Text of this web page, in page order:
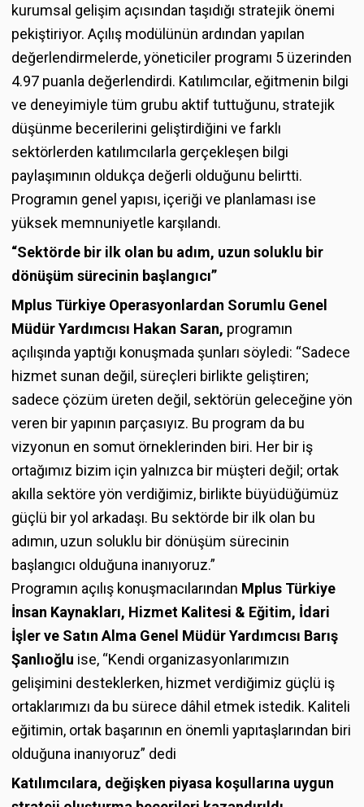
kurumsal gelişim açısından taşıdığı stratejik önemi
pekiştiriyor. Açılış modülünün ardından yapılan
değerlendirmelerde, yöneticiler programı 5 üzerinden
4.97 puanla değerlendirdi. Katılımcılar, eğitmenin bilgi
ve deneyimiyle tüm grubu aktif tuttuğunu, stratejik
düşünme becerilerini geliştirdiğini ve farklı
sektörlerden katılımcılarla gerçekleşen bilgi
paylaşımının oldukça değerli olduğunu belirtti.
Programın genel yapısı, içeriği ve planlaması ise
yüksek memnuniyetle karşılandı.
“Sektörde bir ilk olan bu adım, uzun soluklu bir
dönüşüm sürecinin başlangıcı”
Mplus Türkiye Operasyonlardan Sorumlu Genel
Müdür Yardımcısı Hakan Saran, programın
açılışında yaptığı konuşmada şunları söyledi: “Sadece
hizmet sunan değil, süreçleri birlikte geliştiren;
sadece çözüm üreten değil, sektörün geleceğine yön
veren bir yapının parçasıyız. Bu program da bu
vizyonun en somut örneklerinden biri. Her bir iş
ortağımız bizim için yalnızca bir müşteri değil; ortak
akılla sektöre yön verdiğimiz, birlikte büyüdüğümüz
güçlü bir yol arkadaşı. Bu sektörde bir ilk olan bu
adımın, uzun soluklu bir dönüşüm sürecinin
başlangıcı olduğuna inanıyoruz.”
Programın açılış konuşmacılarından Mplus Türkiye
İnsan Kaynakları, Hizmet Kalitesi & Eğitim, İdari
İşler ve Satın Alma Genel Müdür Yardımcısı Barış
Şanlıoğlu ise, “Kendi organizasyonlarımızın
gelişimini desteklerken, hizmet verdiğimiz güçlü iş
ortaklarımızı da bu sürece dâhil etmek istedik. Kaliteli
eğitimin, ortak başarının en önemli yapıtaşlarından biri
olduğuna inanıyoruz” dedi
Katılımcılara, değişken piyasa koşullarına uygun